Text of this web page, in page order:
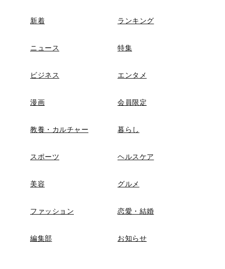
新着 ランキング
ニュース 特集
ビジネス エンタメ
漫画 会員限定
教養・カルチャー 暮らし
スポーツ ヘルスケア
美容 グルメ
ファッション 恋愛・結婚
編集部 お知らせ